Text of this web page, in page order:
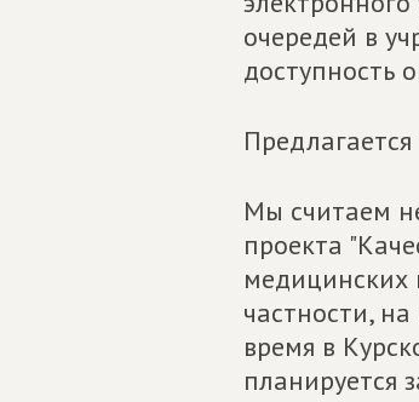
очередей в
доступность
Мы считаем
проекта
медицинских
частности,
время в
планируется